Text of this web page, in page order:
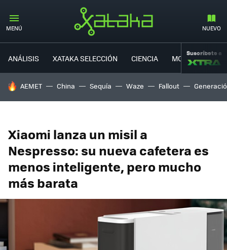
MENÚ NUEVO
ANÁLISIS XATAKA SELECCIÓN CIENCIA MOVILIDAD
Suscríbete a
HOY SE HABLA DE
AEMET China Sequía Waze Fallout
Xiaomi lanza un misil a
Nespresso: su nueva cafetera es
menos inteligente, pero mucho
más barata